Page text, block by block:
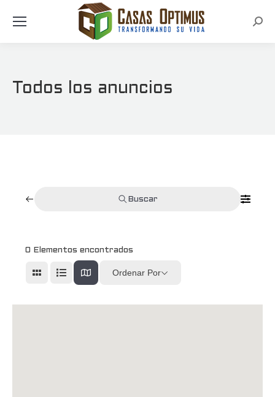
Todos los anuncios
Buscar
0 Elementos encontrados
Ordenar Por